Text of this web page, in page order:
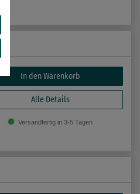
In den Warenkorb
Alle Details
Versandfertig in 3-5 Tagen